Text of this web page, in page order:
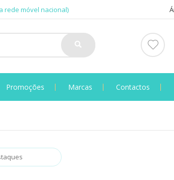
rede móvel nacional)
Promoções Marcas Contactos